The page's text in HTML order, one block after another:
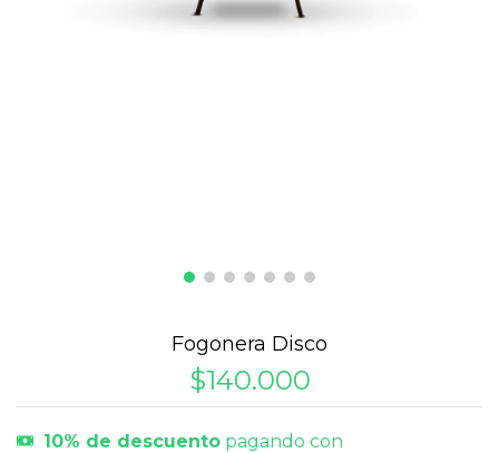
Fogonera Disco
$140.000
10% de descuento pagando con